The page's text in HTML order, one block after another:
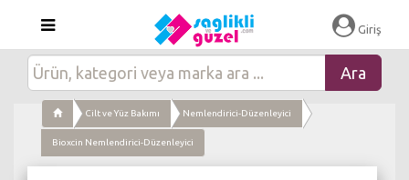
Giriş
Cilt ve Yüz Bakımı Nemlendirici-Düzenleyici
Bioxcin Nemlendirici-Düzenleyici